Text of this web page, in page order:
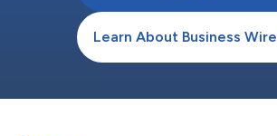
Learn About Business Wire